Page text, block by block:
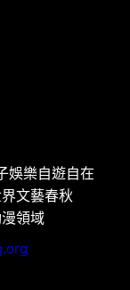
娛樂自遊自在
文藝春秋
領域